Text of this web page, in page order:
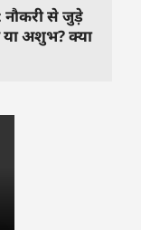
से जुड़े
अशुभ? क्या